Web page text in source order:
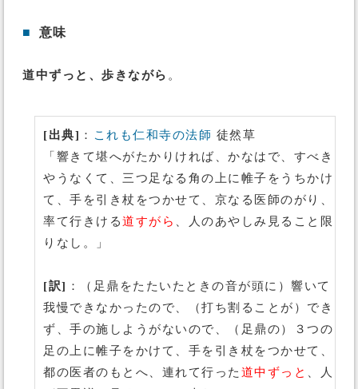
■ 意味
道中ずっと、歩きながら 。
[出典] ： これも仁和寺の法師 徒然草
「響きて堪へがたかりければ、かなはで、すべき
やうなくて、三つ足なる角の上に帷子をうちかけ
て、手を引き杖をつかせて、京なる医師のがり、
率て行きける道すがら
、人のあやしみ見ること限
りなし。」
[訳] ：（足鼎をたたいたときの音が頭に）響いて
我慢できなかったので、（打ち割ることが）でき
ず、手の施しようがないので、（足鼎の）３つの
足の上に帷子をかけて、手を引き杖をつかせて、
都の医者のもとへ、連れて行った 道中ずっと
、人